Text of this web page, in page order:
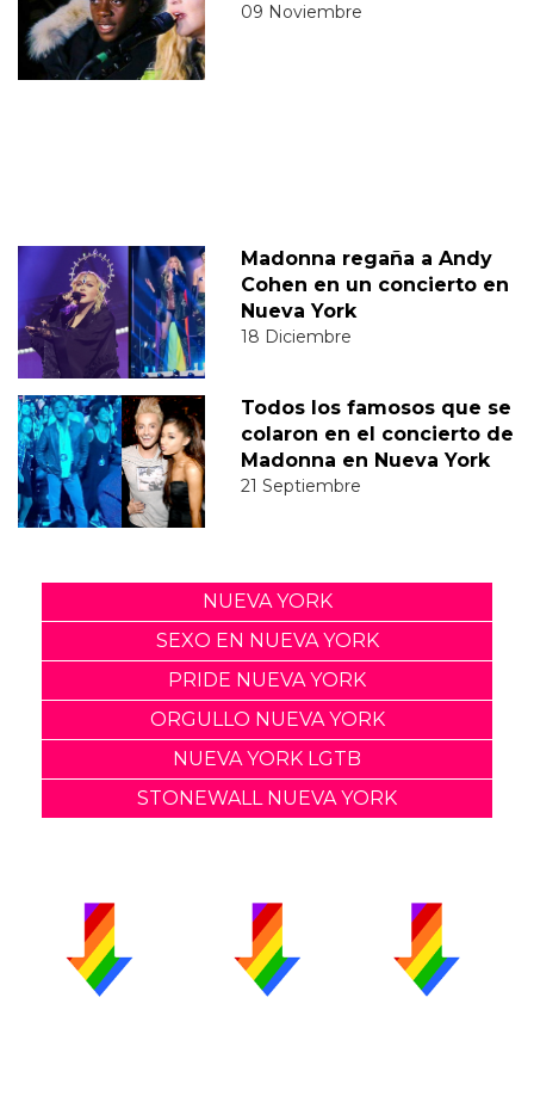
09 Noviembre
Madonna regaña a Andy
Cohen en un concierto en
Nueva York
18 Diciembre
Todos los famosos que se
colaron en el concierto de
Madonna en Nueva York
21 Septiembre
NUEVA YORK
SEXO EN NUEVA YORK
PRIDE NUEVA YORK
ORGULLO NUEVA YORK
NUEVA YORK LGTB
STONEWALL NUEVA YORK